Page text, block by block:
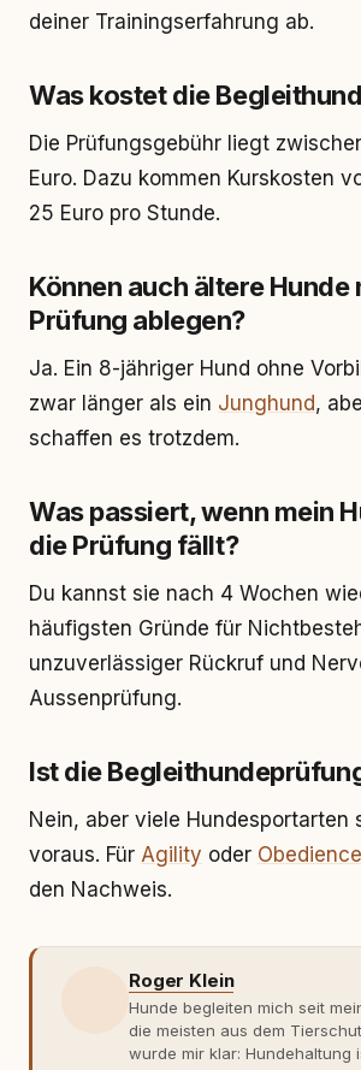
deiner Trainingserfahrung ab.
Was kostet die
Die Prüfungsgebühr liegt
Euro. Dazu kommen Kurskosten
25 Euro pro Stunde.
Können auch ältere Hunde
Prüfung ablegen?
Ja. Ein 8-jähriger Hund ohne
zwar länger als ein Junghund,
schaffen es trotzdem.
Was passiert, wenn mein
die Prüfung fällt?
Du kannst sie nach 4 Wochen
häufigsten Gründe für
unzuverlässiger Rückruf und
Aussenprüfung.
Ist die
Nein, aber viele Hundesportarten
voraus. Für Agility oder Obedience
den Nachweis.
Roger Klein
Hunde begleiten mich seit
die meisten aus dem
wurde mir klar: Hundehaltung